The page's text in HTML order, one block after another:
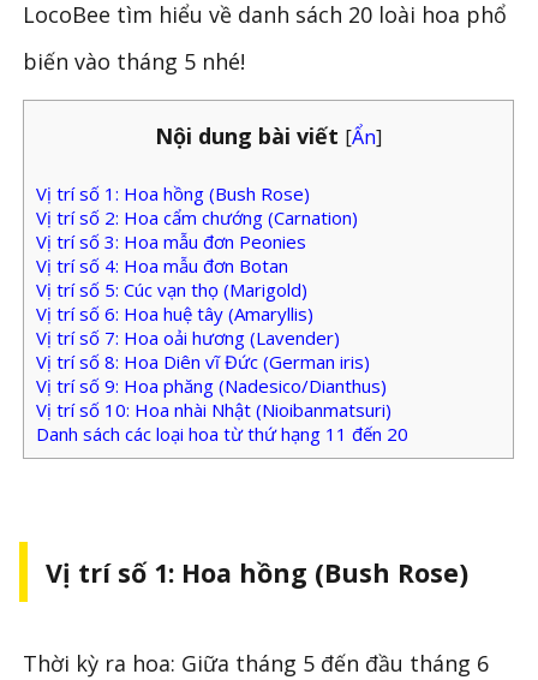
LocoBee tìm hiểu về danh sách 20 loài hoa phổ
biến vào tháng 5 nhé!
Nội dung bài viết [Ẩn]
Vị trí số 1: Hoa hồng (Bush Rose)
Vị trí số 2: Hoa cẩm chướng (Carnation)
Vị trí số 3: Hoa mẫu đơn Peonies
Vị trí số 4: Hoa mẫu đơn Botan
Vị trí số 5: Cúc vạn thọ (Marigold)
Vị trí số 6: Hoa huệ tây (Amaryllis)
Vị trí số 7: Hoa oải hương (Lavender)
Vị trí số 8: Hoa Diên vĩ Đức (German iris)
Vị trí số 9: Hoa phăng (Nadesico/Dianthus)
Vị trí số 10: Hoa nhài Nhật (Nioibanmatsuri)
Danh sách các loại hoa từ thứ hạng 11 đến 20
Vị trí số 1: Hoa hồng (Bush Rose)
Thời kỳ ra hoa: Giữa tháng 5 đến đầu tháng 6